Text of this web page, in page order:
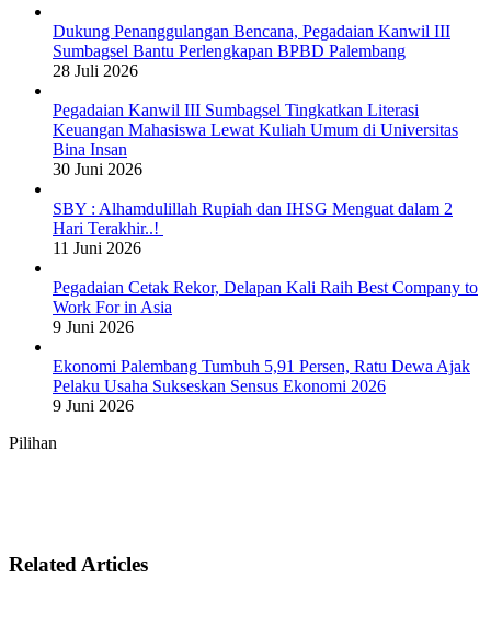
Dukung Penanggulangan Bencana, Pegadaian Kanwil III
Sumbagsel Bantu Perlengkapan BPBD Palembang
28 Juli 2026
Pegadaian Kanwil III Sumbagsel Tingkatkan Literasi
Keuangan Mahasiswa Lewat Kuliah Umum di Universitas
Bina Insan
30 Juni 2026
SBY : Alhamdulillah Rupiah dan IHSG Menguat dalam 2
Hari Terakhir..!
11 Juni 2026
Pegadaian Cetak Rekor, Delapan Kali Raih Best Company to
Work For in Asia
9 Juni 2026
Ekonomi Palembang Tumbuh 5,91 Persen, Ratu Dewa Ajak
Pelaku Usaha Sukseskan Sensus Ekonomi 2026
9 Juni 2026
Pilihan
Related Articles